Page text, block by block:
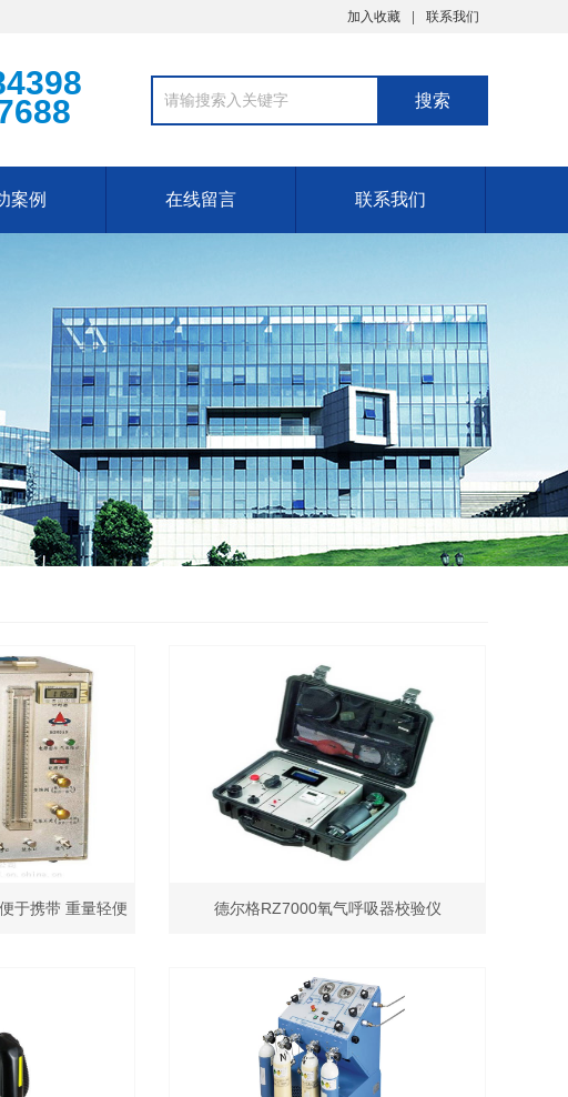
加入收藏 联系我们
案例 在线留言 联系我们
于携带 重量轻便 德尔格RZ7000氧气呼吸器校验仪